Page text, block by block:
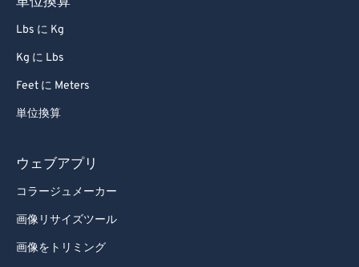
Lbs に Kg
Kg に Lbs
Feet に Meters
単位換算
ウェブアプリ
コラージュメーカー
画像リサイズツール
画像をトリミング